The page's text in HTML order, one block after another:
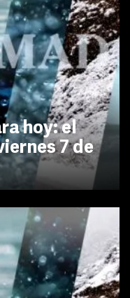
hoy: el
7 de